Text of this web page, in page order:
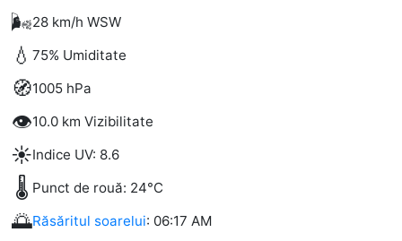
🌬️28 km/h WSW
💧 75% Umiditate
🧭1005 hPa
👁️10.0 km Vizibilitate
☀️Indice UV: 8.6
🌡️ Punct de rouă: 24°C
🌅Răsăritul soarelui: 06:17 AM